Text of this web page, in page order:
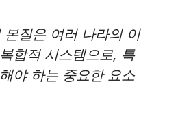
본질은 여러 나라의 이
합적 시스템으로, 특
야 하는 중요한 요소